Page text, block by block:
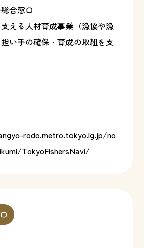
合窓口
える人材育成事業（漁協や漁
い手の確保・育成の取組を支
rodo.metro.tokyo.lg.jp/no
TokyoFishersNavi/